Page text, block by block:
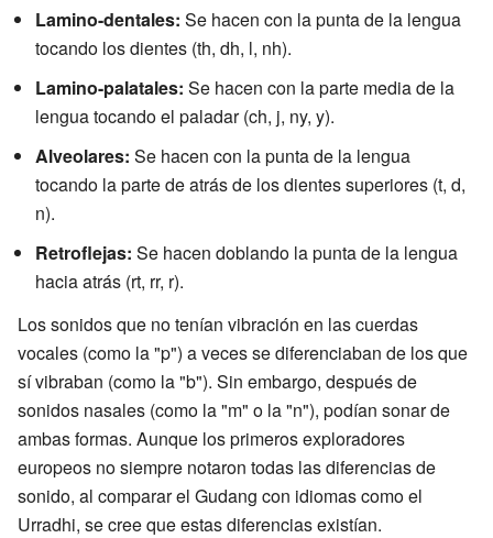
Lamino-dentales: Se hacen con la punta de la lengua
tocando los dientes (th, dh, l, nh).
Lamino-palatales: Se hacen con la parte media de la
lengua tocando el paladar (ch, j, ny, y).
Alveolares: Se hacen con la punta de la lengua
tocando la parte de atrás de los dientes superiores (t, d,
n).
Retroflejas: Se hacen doblando la punta de la lengua
hacia atrás (rt, rr, r).
Los sonidos que no tenían vibración en las cuerdas
vocales (como la "p") a veces se diferenciaban de los que
sí vibraban (como la "b"). Sin embargo, después de
sonidos nasales (como la "m" o la "n"), podían sonar de
ambas formas. Aunque los primeros exploradores
europeos no siempre notaron todas las diferencias de
sonido, al comparar el Gudang con idiomas como el
Urradhi, se cree que estas diferencias existían.